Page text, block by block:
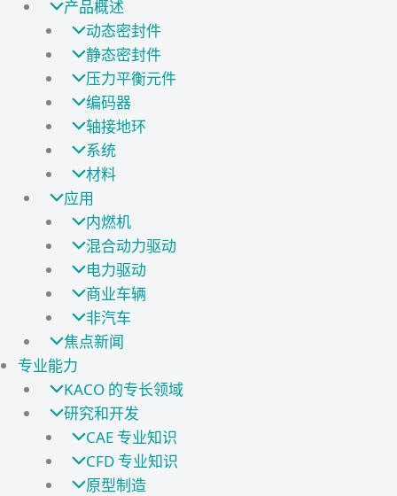
产品概述
动态密封件
静态密封件
压力平衡元件
编码器
轴接地环
系统
材料
应用
内燃机
混合动力驱动
电力驱动
商业车辆
非汽车
焦点新闻
专业能力
KACO 的专长领域
研究和开发
CAE 专业知识
CFD 专业知识
原型制造